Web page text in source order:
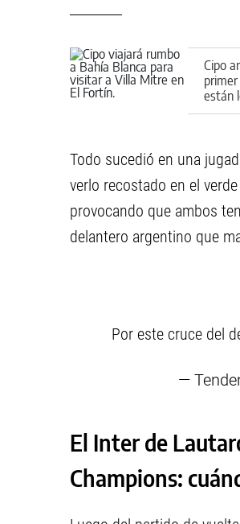
Cipo
están
de la
Todo sucedió en una
verlo recostado en el
provocando que ambos
delantero argentino que
Por este cruce del
—
El Inter de
Champions: